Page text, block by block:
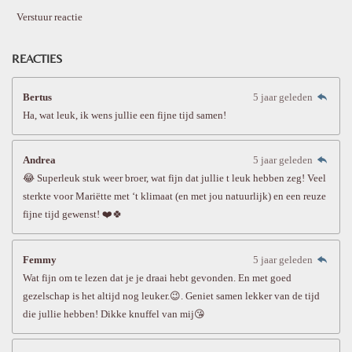
Verstuur reactie
REACTIES
Bertus
5 jaar geleden
Ha, wat leuk, ik wens jullie een fijne tijd samen!
Andrea
5 jaar geleden
😂 Superleuk stuk weer broer, wat fijn dat jullie t leuk hebben zeg! Veel
sterkte voor Mariëtte met ‘t klimaat (en met jou natuurlijk) en een reuze
fijne tijd gewenst! ❤️🍀
Femmy
5 jaar geleden
Wat fijn om te lezen dat je je draai hebt gevonden. En met goed
gezelschap is het altijd nog leuker.😉. Geniet samen lekker van de tijd
die jullie hebben! Dikke knuffel van mij😘